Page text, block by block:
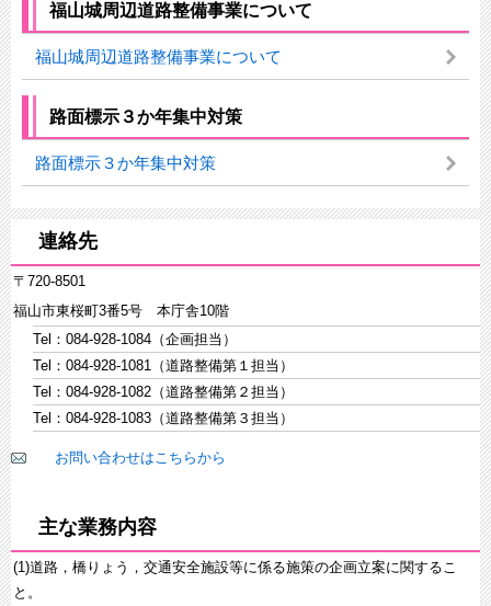
福山城周辺道路整備事業について
福山城周辺道路整備事業について
路面標示３か年集中対策
路面標示３か年集中対策
連絡先
〒720-8501
福山市東桜町3番5号 本庁舎10階
Tel：084-928-1084（企画担当）
Tel：084-928-1081（道路整備第１担当）
Tel：084-928-1082（道路整備第２担当）
Tel：084-928-1083（道路整備第３担当）
お問い合わせはこちらから
主な業務内容
(1)道路，橋りょう，交通安全施設等に係る施策の企画立案に関するこ
と。